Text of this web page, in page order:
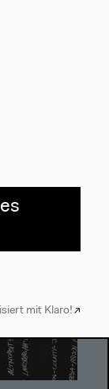
mit Klaro!